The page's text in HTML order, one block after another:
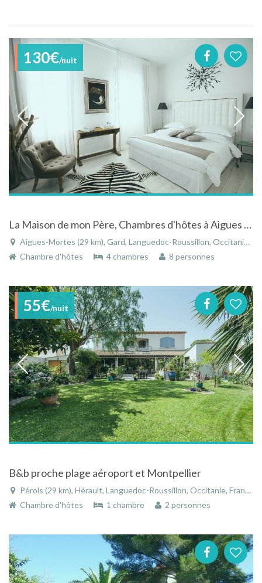
130€/nuit
La Maison de mon Père, Chambres d'hôtes à Aigues Mortes
Aigues-Mortes (29 km), Gard, Languedoc-Roussillon, Occitanie, France
Chambre d'hôtes
4 chambres 8 personnes
55€/nuit
B&b proche plage aéroport et Montpellier
Pérols (29 km), Hérault, Languedoc-Roussillon, Occitanie, France
Chambre d'hôtes
1 chambre 2 personnes